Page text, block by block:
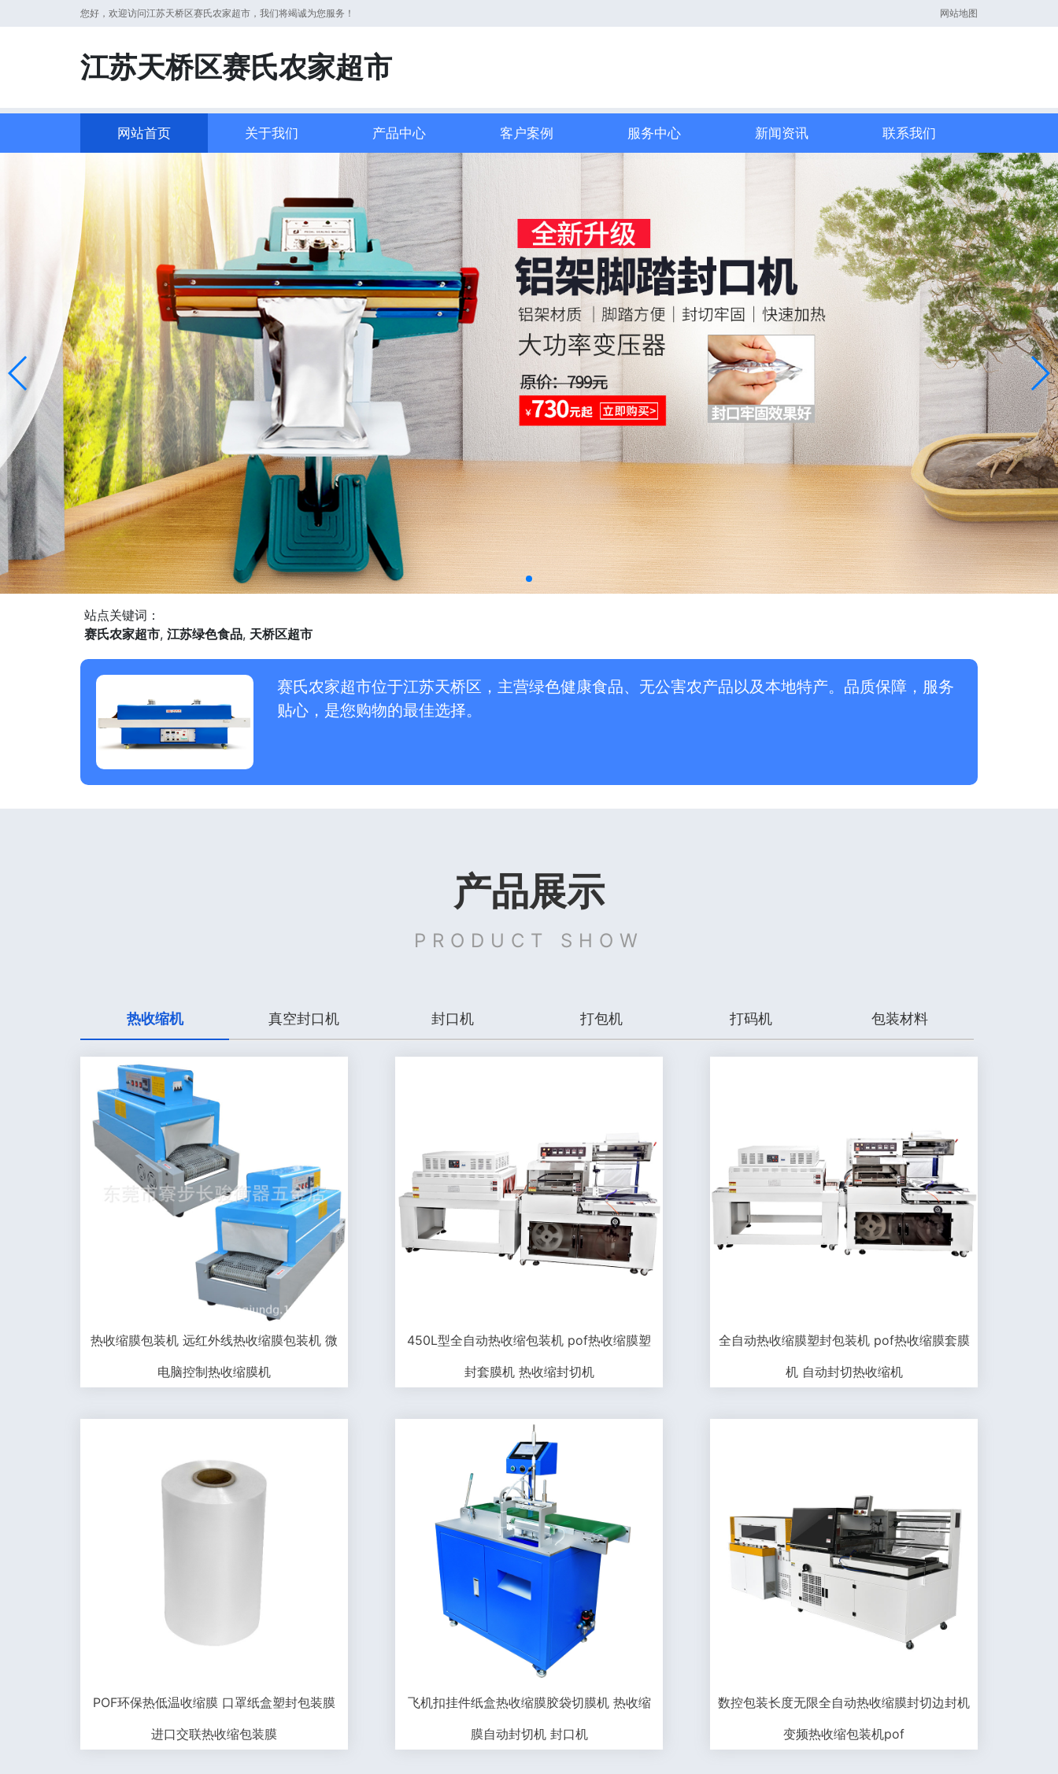
您好，欢迎访问江苏天桥区赛氏农家超市，我们将竭诚为您服务！ 网站地图
江苏天桥区赛氏农家超市
网站首页 关于我们 产品中心 客户案例 服务中心 新闻资讯 联系我们
站点关键词：
赛氏农家超市, 江苏绿色食品, 天桥区超市
赛氏农家超市位于江苏天桥区，主营绿色健康食品、无公害农产品以及本地特产。品质保障，服务
贴心，是您购物的最佳选择。
产品展示
PRODUCT SHOW
热收缩机 真空封口机 封口机 打包机 打码机 包装材料
热收缩膜包装机 远红外线热收缩膜包装机 微
电脑控制热收缩膜机
450L型全自动热收缩包装机 pof热收缩膜塑
封套膜机 热收缩封切机
全自动热收缩膜塑封包装机 pof热收缩膜套膜
机 自动封切热收缩机
POF环保热低温收缩膜 口罩纸盒塑封包装膜
进口交联热收缩包装膜
飞机扣挂件纸盒热收缩膜胶袋切膜机 热收缩
膜自动封切机 封口机
数控包装长度无限全自动热收缩膜封切边封机
变频热收缩包装机pof